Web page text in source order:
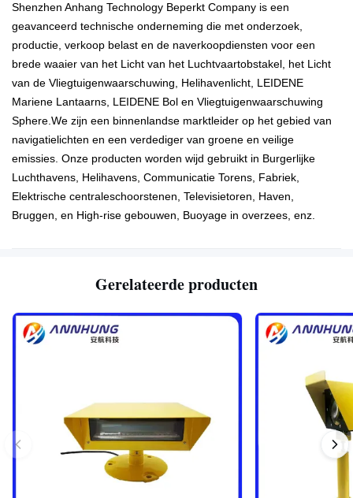
Shenzhen Anhang Technology Beperkt Company is een
geavanceerd technische onderneming die met onderzoek,
productie, verkoop belast en de naverkoopdiensten voor een
brede waaier van het Licht van het Luchtvaartobstakel, het Licht
van de Vliegtuigenwaarschuwing, Helihavenlicht, LEIDENE
Mariene Lantaarns, LEIDENE Bol en Vliegtuigenwaarschuwing
Sphere.We zijn een binnenlandse marktleider op het gebied van
navigatielichten en een verdediger van groene en veilige
emissies. Onze producten worden wijd gebruikt in Burgerlijke
Luchthavens, Helihavens, Communicatie Torens, Fabriek,
Elektrische centraleschoorstenen, Televisietoren, Haven,
Bruggen, en High-rise gebouwen, Buoyage in overzees, enz.
Gerelateerde producten